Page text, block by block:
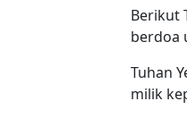
Berikut
berdoa
Tuhan
milik